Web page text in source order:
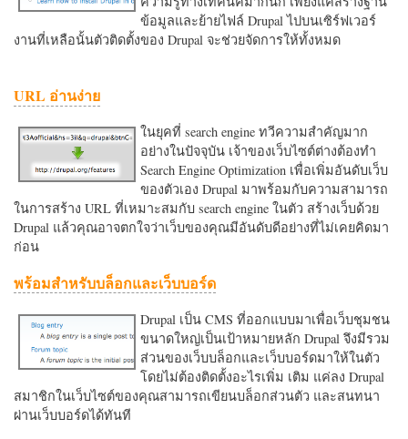
ข้อมูลและย้ายไฟล์ Drupal ไปบนเซิร์ฟเวอร์
งานที่เหลือนั้นตัวติดตั้งของ Drupal จะช่วยจัดการให้ทั้งหมด
URL อ่านง่าย
ในยุคที่ search engine ทวีความสำคัญมาก
อย่างในปัจจุบัน เจ้าของเว็บไซต์ต่างต้องทำ
Search Engine Optimization เพื่อเพิ่มอันดับเว็บ
ของตัวเอง Drupal มาพร้อมกับความสามารถ
ในการสร้าง URL ที่เหมาะสมกับ search engine ในตัว สร้างเว็บด้วย
Drupal แล้วคุณอาจตกใจว่าเว็บของคุณมีอันดับดีอย่างที่ไม่เคยคิดมา
ก่อน
พร้อมสำหรับบล็อกและเว็บบอร์ด
Drupal เป็น CMS ที่ออกแบบมาเพื่อเว็บชุมชน
ขนาดใหญ่เป็นเป้าหมายหลัก Drupal จึงมีรวม
ส่วนของเว็บบล็อกและเว็บบอร์ดมาให้ในตัว
โดยไม่ต้องติดตั้งอะไรเพิ่ม เติม แค่ลง Drupal
สมาชิกในเว็บไซต์ของคุณสามารถเขียนบล็อกส่วนตัว และสนทนา
ผ่านเว็บบอร์ดได้ทันที